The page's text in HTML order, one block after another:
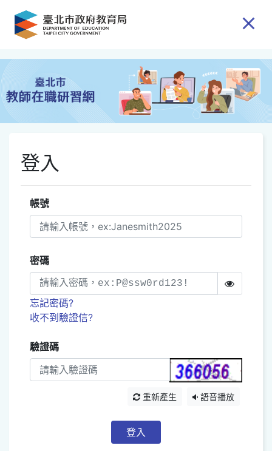
跳到主要內容
登入
帳號
密碼
忘記密碼?
收不到驗證信?
驗證碼
重新產生 語音播放
登入